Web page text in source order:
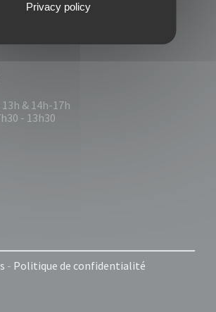
& 14h-17h
- 13h30
- Politique de confidentialité
Privacy policy